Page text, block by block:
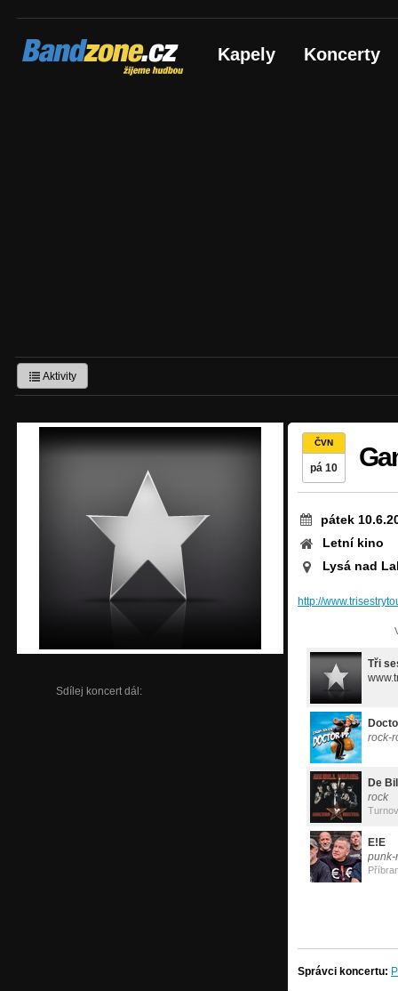
Bandzone.cz
žijeme hudbou Kapely Koncerty
Aktivity
Sdílej koncert dál:
ČVN
pá 10
pátek
Letní kino
Lysá nad
http://
Tři
rock-
De
rock
Turnov
E!E
punk-
Správci koncertu: